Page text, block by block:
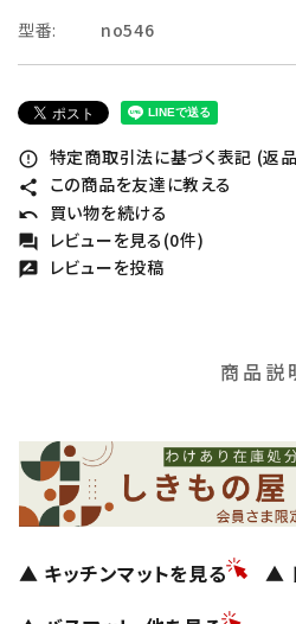
型番: no546
error_outline 特定商取引法に基づく表記 (返
share この商品を友達に教える
undo 買い物を続ける
forum レビューを見る(0件)
rate_review レビューを投稿
商品説
▲ キッチンマットを見る
▲